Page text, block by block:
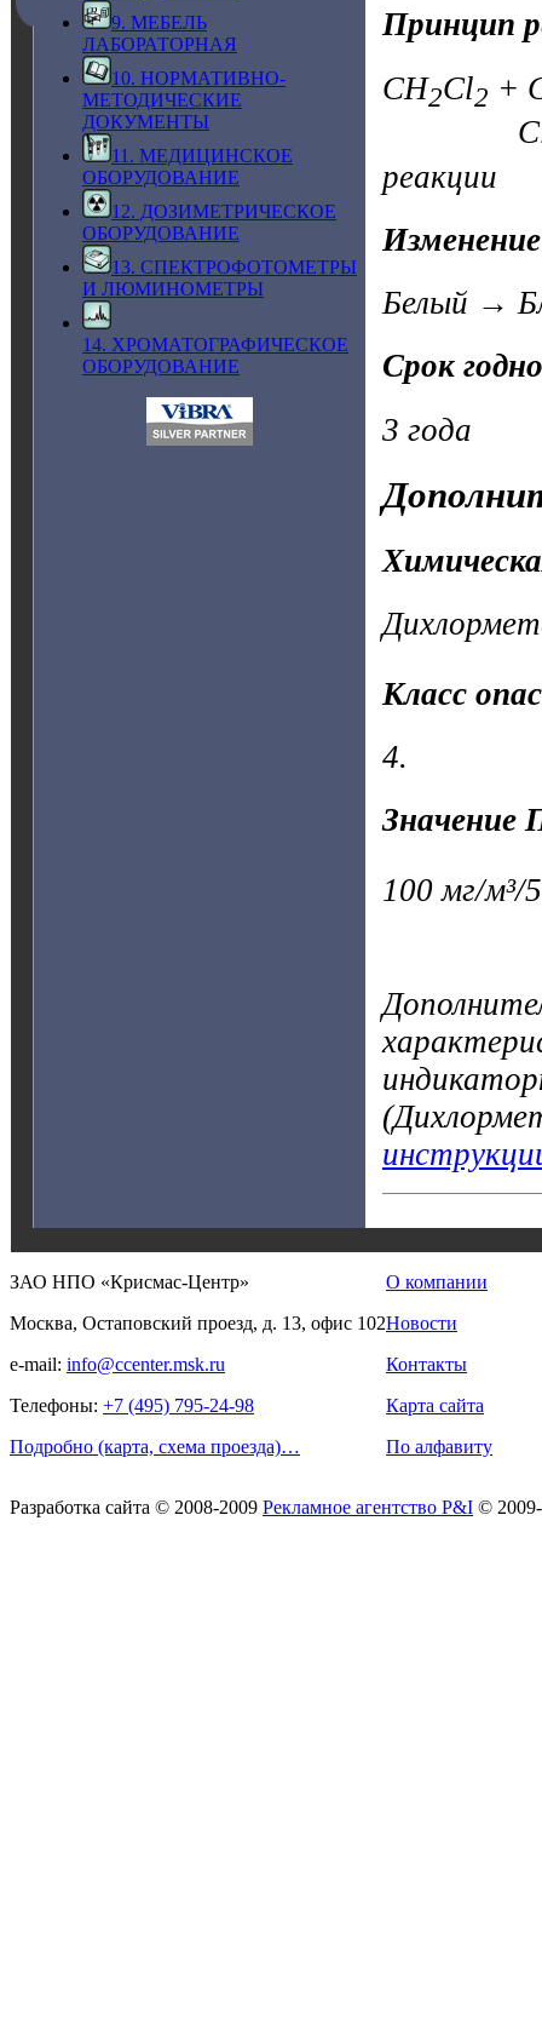
9. МЕБЕЛЬ
ЛАБОРАТОРНАЯ
10. НОРМАТИВНО-
МЕТОДИЧЕСКИЕ
ДОКУМЕНТЫ
11. МЕДИЦИНСКОЕ
ОБОРУДОВАНИЕ
12. ДОЗИМЕТРИЧЕСКОЕ
ОБОРУДОВАНИЕ
13. СПЕКТРОФОТОМЕТРЫ
И ЛЮМИНОМЕТРЫ
14. ХРОМАТОГРАФИЧЕСКОЕ
ОБОРУДОВАНИЕ
Принцип
CH2Cl2 +
реакции
Белый →
Срок
3 года
Класс
4.
Значение
100 мг/м³/
ЗАО НПО «Крисмас-Центр»
Москва, Остаповский проезд, д. 13, офис 102
e-mail: info@ccenter.msk.ru
Телефоны: +7 (495) 795-24-98
Подробно (карта, схема проезда)…
О компании
Новости
Контакты
Карта сайта
По алфавиту
Разработка сайта © 2008-2009 Рекламное агентство P&I ©